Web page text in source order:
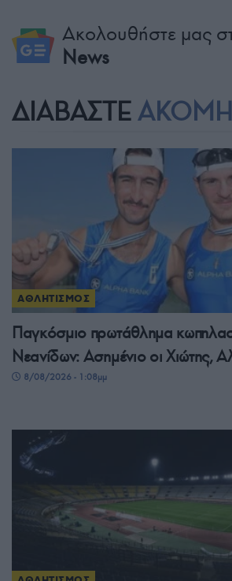
Ακολουθήστε μας
News
ΔΙΑΒΑΣΤΕ ΑΚΟΜΗ
ΑΘΛΗΤΙΣΜΟΣ
Παγκόσμιο πρωτάθλημα
Νεανίδων: Ασημένιο οι Χιώτης,
8/08/2026 - 1:08μμ